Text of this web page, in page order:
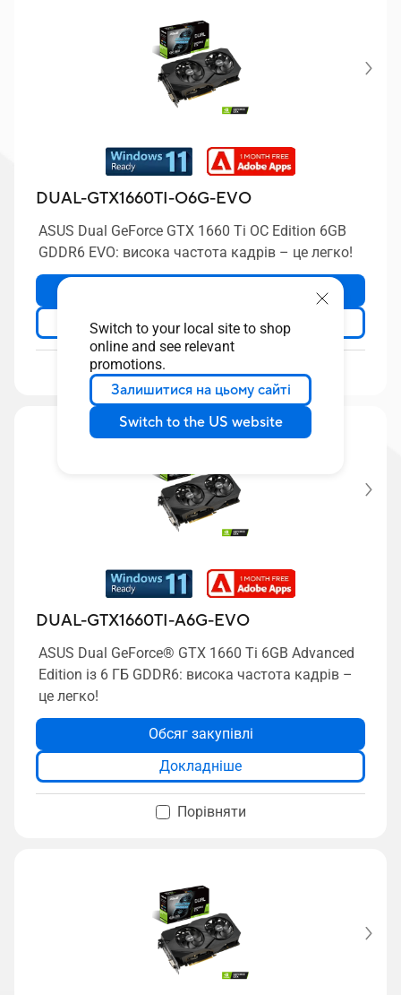
Switch to your local site to shop
online and see relevant
promotions.
Залишитися на цьому сайті
Switch to the US website
DUAL-GTX1660TI-O6G-EVO
ASUS Dual GeForce GTX 1660 Ti OC Edition 6GB
GDDR6 EVO: висока частота кадрів – це легко!
Докладніше
DUAL-GTX1660TI-A6G-EVO
ASUS Dual GeForce® GTX 1660 Ti 6GB Advanced
Edition із 6 ГБ GDDR6: висока частота кадрів –
це легко!
Обсяг закупівлі
Докладніше
Порівняти